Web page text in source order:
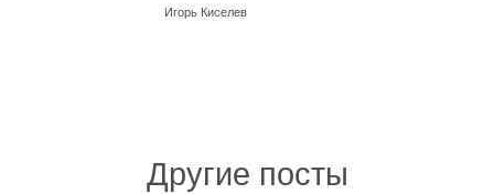
Игорь Киселев
Другие посты